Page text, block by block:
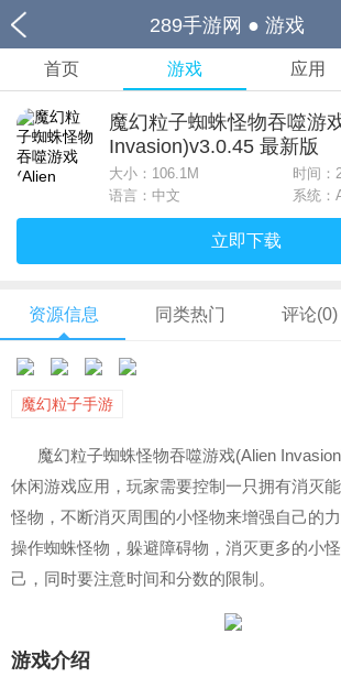
289手游网 ● 游戏
首页 游戏 应用
魔幻粒子蜘蛛怪物吞噬游
Invasion)v3.0.45 最新版
大小： 106.1M
时间：
语言：中文
系统：
立即下载
资源信息 同类热门 评论(0)
魔幻粒子手游
魔幻粒子蜘蛛怪物吞噬游戏(Alien
休闲游戏应用，玩家需要控制一只拥有消灭
怪物，不断消灭周围的小怪物来增强自己的
操作蜘蛛怪物，躲避障碍物，消灭更多的小
己，同时要注意时间和分数的限制。
游戏介绍